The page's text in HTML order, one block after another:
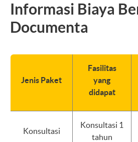
Informasi Biaya
Documenta
Jenis Paket
Fasilitas
yang
didapat
Konsultasi
Konsultasi 1
tahun